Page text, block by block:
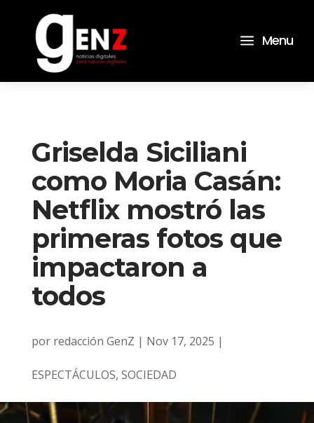
a Menu
Griselda Siciliani
como Moria Casán:
Netflix mostró las
primeras fotos que
impactaron a
todos
por redacción GenZ | Nov 17, 2025 |
ESPECTÁCULOS, SOCIEDAD